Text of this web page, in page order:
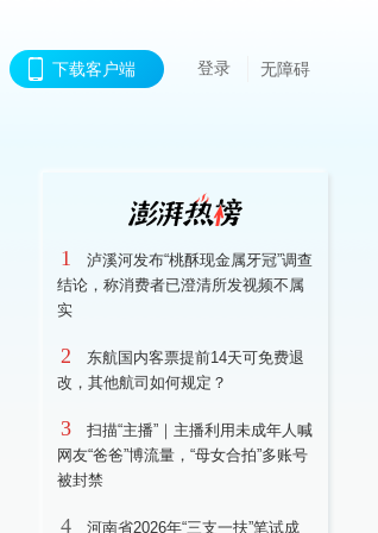
下载客户端 登录 无障碍
1
泸溪河发布“桃酥现金属牙冠”调查
结论，称消费者已澄清所发视频不属
实
2
东航国内客票提前14天可免费退
改，其他航司如何规定？
3
扫描“主播”｜主播利用未成年人喊
网友“爸爸”博流量，“母女合拍”多账号
被封禁
4
河南省2026年“三支一扶”笔试成